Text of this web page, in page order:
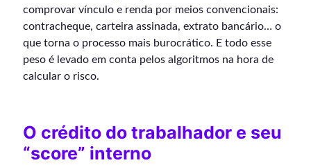
comprovar vínculo e renda por meios convencionais:
contracheque, carteira assinada, extrato bancário… o
que torna o processo mais burocrático. E todo esse
peso é levado em conta pelos algoritmos na hora de
calcular o risco.
O crédito do trabalhador e seu
“score” interno